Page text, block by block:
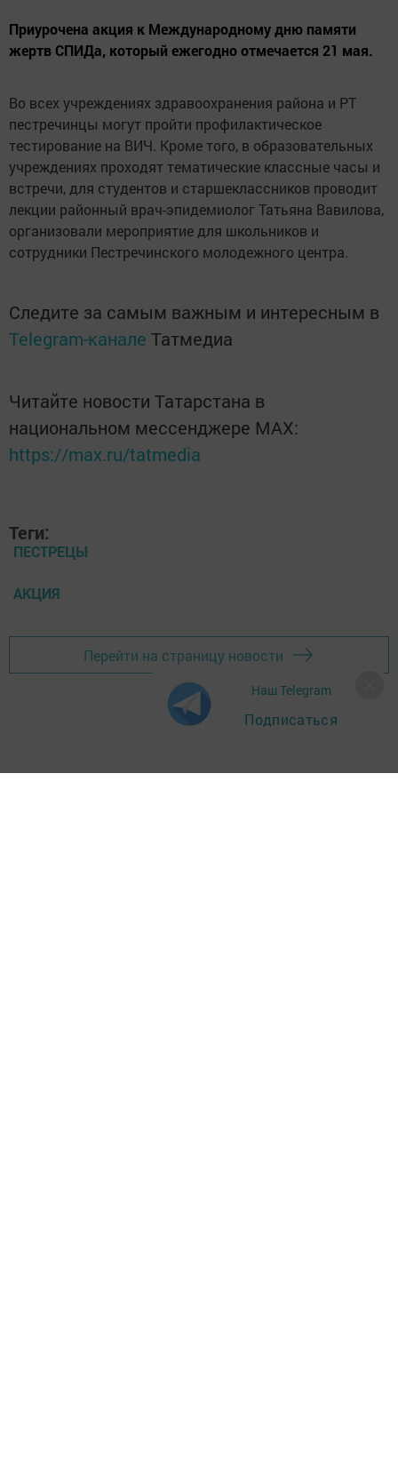
Приурочена акция к Международному дню памяти
жертв СПИДа, который ежегодно отмечается 21 мая.
Во всех учреждениях здравоохранения района и РТ
пестречинцы могут пройти профилактическое
тестирование на ВИЧ. Кроме того, в образовательных
учреждениях проходят тематические классные часы и
встречи, для студентов и старшеклассников проводит
лекции районный врач-эпидемиолог Татьяна Вавилова,
организовали мероприятие для школьников и
сотрудники Пестречинского молодежного центра.
Следите за самым важным и интересным в
Telegram-канале Татмедиа
Читайте новости Татарстана в
национальном мессенджере MАХ:
https://max.ru/tatmedia
Теги:
ПЕСТРЕЦЫ
АКЦИЯ
Перейти на страницу новости
Наш Telegram
Подписаться